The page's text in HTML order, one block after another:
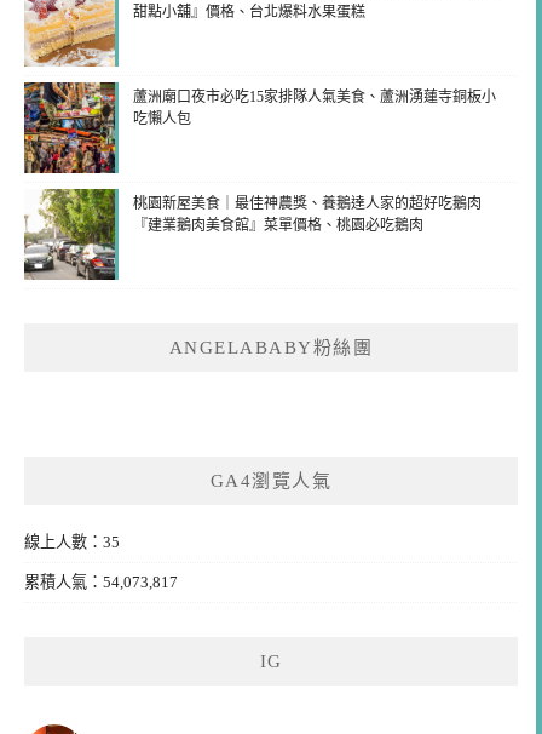
甜點小舖』價格、台北爆料水果蛋糕
蘆洲廟口夜市必吃15家排隊人氣美食、蘆洲湧蓮寺銅板小
吃懶人包
桃園新屋美食｜最佳神農獎、養鵝達人家的超好吃鵝肉
『建業鵝肉美食館』菜單價格、桃園必吃鵝肉
ANGELABABY粉絲團
GA4瀏覽人氣
線上人數：35
累積人氣：54,073,817
IG